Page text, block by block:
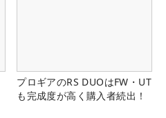
プロギアのRS DUOはFW・UT
も完成度が高く購入者続出！